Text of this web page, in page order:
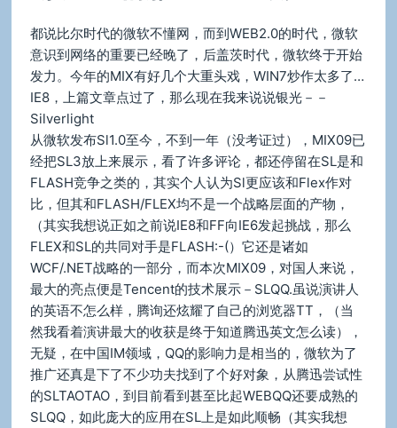
都说比尔时代的微软不懂网，而到WEB2.0的时代，微软
意识到网络的重要已经晚了，后盖茨时代，微软终于开始
发力。今年的MIX有好几个大重头戏，WIN7炒作太多了…
IE8，上篇文章点过了，那么现在我来说说银光－－
Silverlight
从微软发布Sl1.0至今，不到一年（没考证过），MIX09已
经把SL3放上来展示，看了许多评论，都还停留在SL是和
FLASH竞争之类的，其实个人认为Sl更应该和Flex作对
比，但其和FLASH/FLEX均不是一个战略层面的产物，
（其实我想说正如之前说IE8和FF向IE6发起挑战，那么
FLEX和SL的共同对手是FLASH:-(）它还是诸如
WCF/.NET战略的一部分，而本次MIX09，对国人来说，
最大的亮点便是Tencent的技术展示－SLQQ.虽说演讲人
的英语不怎么样，腾询还炫耀了自己的浏览器TT，（当
然我看着演讲最大的收获是终于知道腾迅英文怎么读），
无疑，在中国IM领域，QQ的影响力是相当的，微软为了
推广还真是下了不少功夫找到了个好对象，从腾迅尝试性
的SLTAOTAO，到目前看到甚至比起WEBQQ还要成熟的
SLQQ，如此庞大的应用在SL上是如此顺畅（其实我想